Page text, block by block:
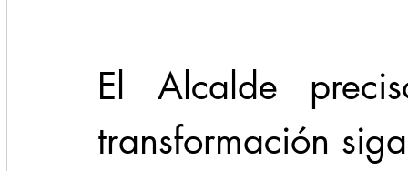
El Alcalde
transformación